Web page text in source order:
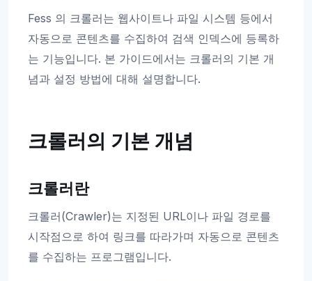
Fess 의 크롤러는 웹사이트나 파일 시스템 등에서
자동으로 콘텐츠를 수집하여 검색 인덱스에 등록하
는 기능입니다. 본 가이드에서는 크롤러의 기본 개
념과 설정 방법에 대해 설명합니다.
크롤러의 기본 개념
크롤러란
크롤러(Crawler)는 지정된 URL이나 파일 경로를
시작점으로 하여 링크를 따라가며 자동으로 콘텐츠
를 수집하는 프로그램입니다.